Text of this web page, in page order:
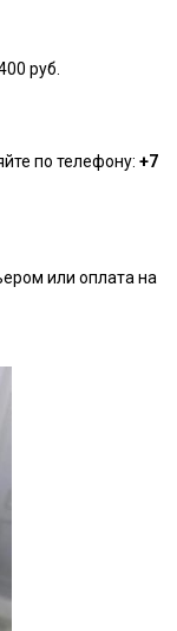
руб.
по телефону: +7
или оплата на